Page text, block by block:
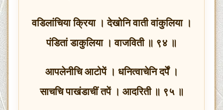
वडिलांचिया क्रिया । देखोनि वाती वांकुलिया ।
पंडितां डाकुलिया । वाजविती ॥ ९४ ॥
आपलेनीचि आटोपें । धनित्वाचेनि दर्पें ।
साचचि पाखंडाचीं तपें । आदरिती ॥ ९५ ॥